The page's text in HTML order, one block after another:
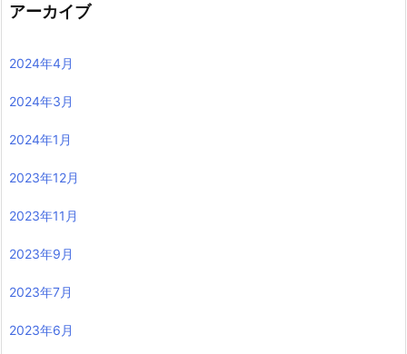
アーカイブ
2024年4月
2024年3月
2024年1月
2023年12月
2023年11月
2023年9月
2023年7月
2023年6月